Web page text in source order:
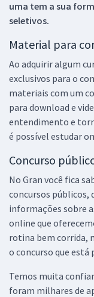
uma tem a sua
seletivos.
Material para
Ao adquirir algum
exclusivos para o
materiais com um
para download e
entendimento e
é possível estudar
Concurso
No Gran você fica
concursos públicos,
informações sobre
online que
rotina bem corrida,
o concurso que está
Temos muita
foram milhares de